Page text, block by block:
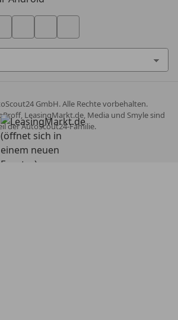
GmbH. Alle Rechte vorbehalten.
LeasingMarkt.de, Media und Smyle sind
der AutoScout24-Familie.